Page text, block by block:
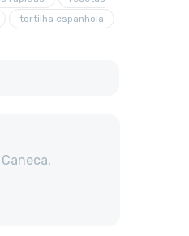
tortilha espanhola